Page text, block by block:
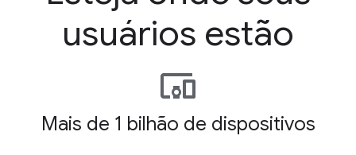
usuários estão
devices_other
Mais de 1 bilhão de dispositivos